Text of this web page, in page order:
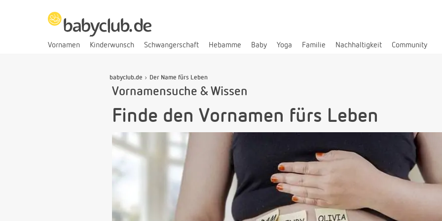
Vornamen Kinderwunsch Schwangerschaft Hebamme Baby Yoga Familie Nachhaltigkeit Community
babyclub.de Der Name fürs Leben
Vornamensuche & Wissen
Finde den Vornamen fürs Leben